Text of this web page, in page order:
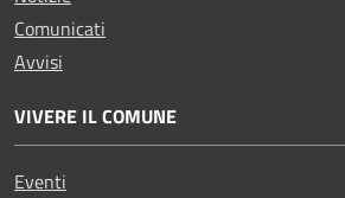
Comunicati
Avvisi
VIVERE IL COMUNE
Eventi